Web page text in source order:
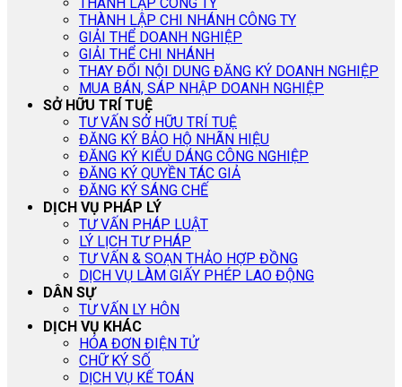
THÀNH LẬP CHI NHÁNH CÔNG TY
GIẢI THỂ DOANH NGHIỆP
GIẢI THỂ CHI NHÁNH
THAY ĐỔI NỘI DUNG ĐĂNG KÝ DOANH NGHIỆP
MUA BÁN, SÁP NHẬP DOANH NGHIỆP
SỞ HỮU TRÍ TUỆ
TƯ VẤN SỞ HỮU TRÍ TUỆ
ĐĂNG KÝ BẢO HỘ NHÃN HIỆU
ĐĂNG KÝ KIỂU DÁNG CÔNG NGHIỆP
ĐĂNG KÝ QUYỀN TÁC GIẢ
ĐĂNG KÝ SÁNG CHẾ
DỊCH VỤ PHÁP LÝ
TƯ VẤN PHÁP LUẬT
LÝ LỊCH TƯ PHÁP
TƯ VẤN & SOẠN THẢO HỢP ĐỒNG
DỊCH VỤ LÀM GIẤY PHÉP LAO ĐỘNG
DÂN SỰ
TƯ VẤN LY HÔN
DỊCH VỤ KHÁC
HÓA ĐƠN ĐIỆN TỬ
CHỮ KÝ SỐ
DỊCH VỤ KẾ TOÁN